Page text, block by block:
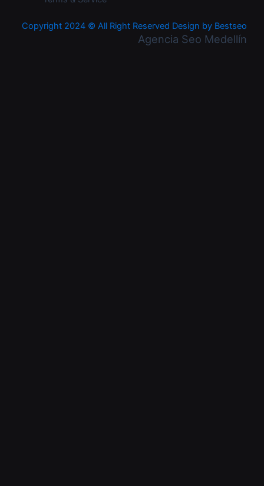
Copyright 2024 © All Right Reserved Design by Bestseo
Agencia Seo Medellín